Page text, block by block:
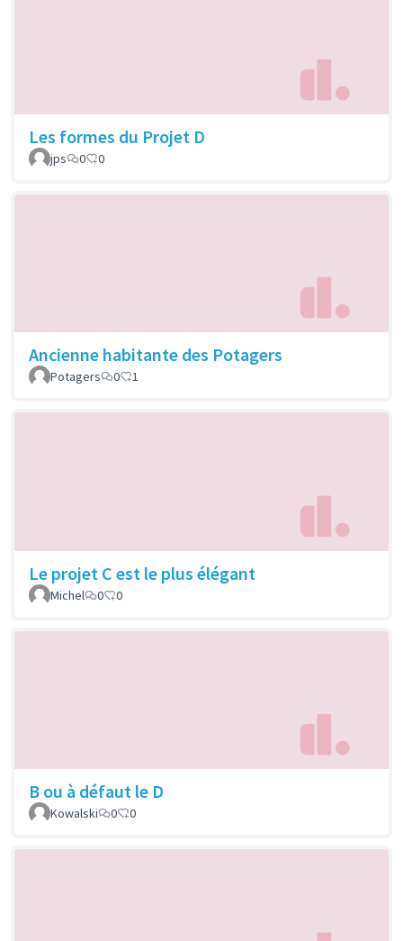
Les formes du Projet D
jps 0 0
Ancienne habitante des Potagers
Potagers 0 1
Le projet C est le plus élégant
Michel 0 0
B ou à défaut le D
Kowalski 0 0